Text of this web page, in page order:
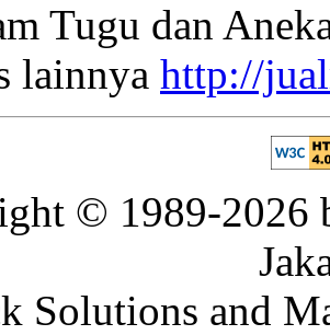
Tugu dan
lainnya http://
© 1989-2026
Solutions and